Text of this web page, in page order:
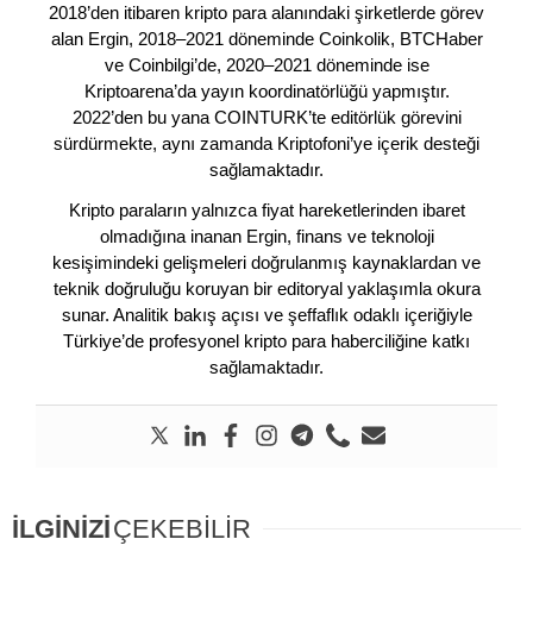
2018’den itibaren kripto para alanındaki şirketlerde görev
alan Ergin, 2018–2021 döneminde Coinkolik, BTCHaber
ve Coinbilgi’de, 2020–2021 döneminde ise
Kriptoarena’da yayın koordinatörlüğü yapmıştır.
2022’den bu yana COINTURK’te editörlük görevini
sürdürmekte, aynı zamanda Kriptofoni’ye içerik desteği
sağlamaktadır.
Kripto paraların yalnızca fiyat hareketlerinden ibaret
olmadığına inanan Ergin, finans ve teknoloji
kesişimindeki gelişmeleri doğrulanmış kaynaklardan ve
teknik doğruluğu koruyan bir editoryal yaklaşımla okura
sunar. Analitik bakış açısı ve şeffaflık odaklı içeriğiyle
Türkiye’de profesyonel kripto para haberciliğine katkı
sağlamaktadır.
İLGİNİZİÇEKEBİLİR